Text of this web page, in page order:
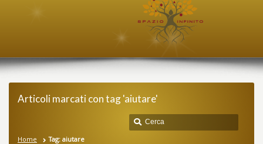
Articoli marcati con tag 'aiutare'
Home Tag: aiutare